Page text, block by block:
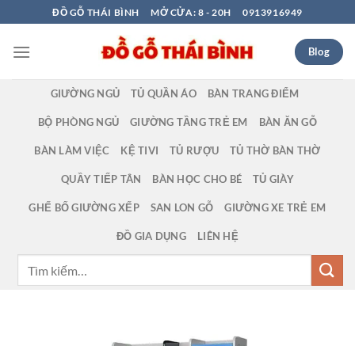
qua
nội
ĐỒ GỖ THÁI BÌNH MỞ CỬA: 8 - 20H 0913916949
Blog
GIƯỜNG NGỦ TỦ QUẦN ÁO BÀN TRANG ĐIỂM
BỘ PHÒNG NGỦ GIƯỜNG TẦNG TRẺ EM BÀN ĂN GỖ
BÀN LÀM VIỆC KỆ TIVI TỦ RƯỢU TỦ THỜ BÀN THỜ
QUẦY TIẾP TÂN BÀN HỌC CHO BÉ TỦ GIÀY
GHẾ BỐ GIƯỜNG XẾP SAN LON GỖ GIƯỜNG XE TRẺ EM
ĐỒ GIA DỤNG LIÊN HỆ